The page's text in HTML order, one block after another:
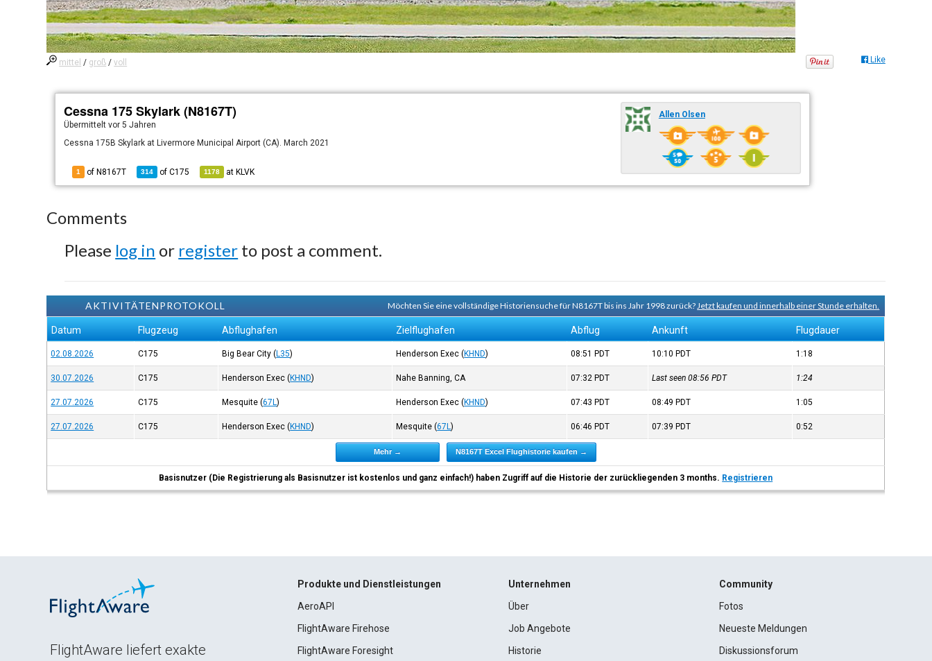
mittel / groß /voll Like
Cessna 175 Skylark (N8167T)
Übermitteltvor 5 Jahren
Cessna 175B Skylark at Livermore Municipal Airport (CA). March 2021
1 of N8167T 314 ofC175 1178 at KLVK
Allen Olsen
Comments
Please log in or register to post a comment.
AKTIVITÄTENPROTOKOLL Möchten Sie eine vollständige Historiensuche für N8167T bis ins Jahr 1998 zurück?Jetzt kaufen und innerhalb einer Stunde erhalten.
Datum Flugzeug Abflughafen Zielflughafen Abflug Ankunft Flugdauer
02.08.2026 C175 Big Bear City (L35) Henderson Exec (KHND) 08:51 PDT 10:10 PDT 1:18
30.07.2026 C175 Henderson Exec (KHND) Nahe Banning, CA 07:32 PDT Last seen 08:56PDT 1:24
27.07.2026 C175 Mesquite (67L) Henderson Exec (KHND) 07:43 PDT 08:49 PDT 1:05
27.07.2026 C175 Henderson Exec (KHND) Mesquite (67L) 06:46 PDT 07:39 PDT 0:52
Mehr → N8167T Excel Flughistorie kaufen →
Basisnutzer (Die Registrierung als Basisnutzer ist kostenlos und ganz einfach!) haben Zugriff auf die Historie der zurückliegenden 3 months. Registrieren
FlightAware liefert exakte
Produkte und Dienstleistungen
AeroAPI
FlightAware Firehose
FlightAware Foresight
Unternehmen
Über
Job Angebote
Historie
Community
Fotos
Neueste Meldungen
Diskussionsforum